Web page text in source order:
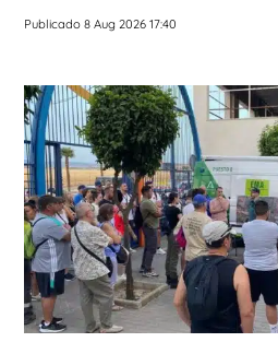
Publicado 8 Aug 2026 17:40